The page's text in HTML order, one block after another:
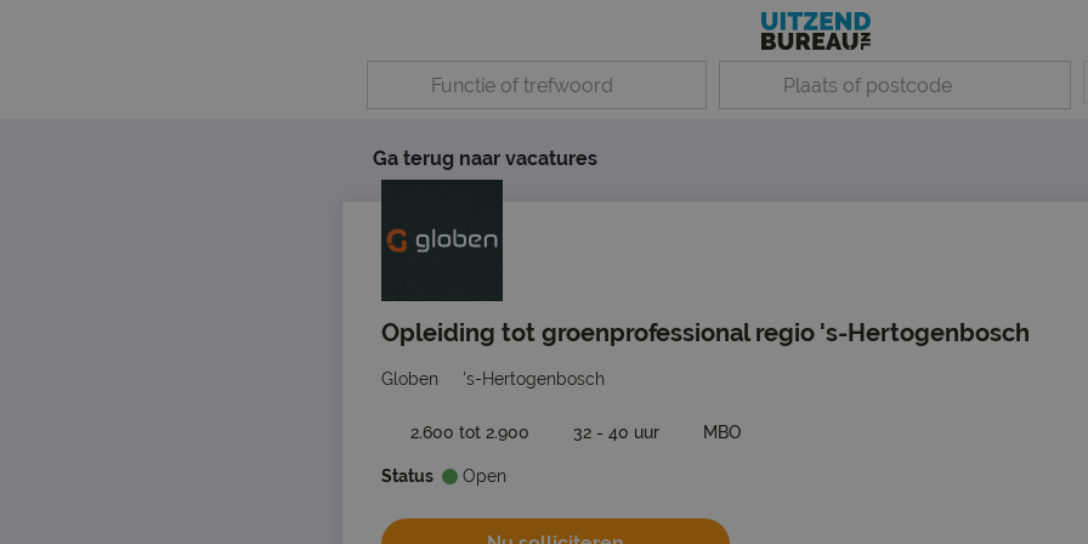
Ga terug naar vacatures
Opleiding tot groenprofessional regio 's-Hertogenbosch
Globen 's-Hertogenbosch
2.600 tot 2.900 32 - 40 uur MBO
Status Open